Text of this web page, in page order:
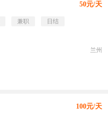
50元/天
兼职
日结
兰州
100元/天